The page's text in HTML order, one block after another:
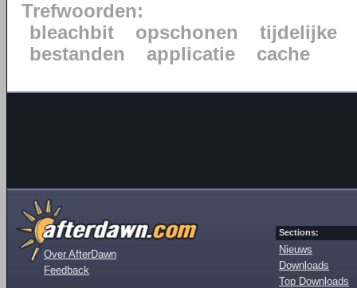
Trefwoorden:
bleachbit
opschonen
tijdelijke
bestanden
applicatie cache
Over AfterDawn
Feedback
Sections:
Nieuws
Downloads
Top Downloads